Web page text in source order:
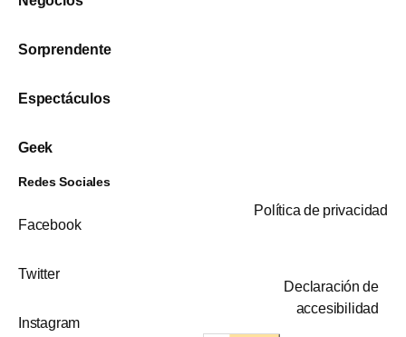
Sorprendente
Espectáculos
Geek
Redes Sociales
Facebook
Twitter
Instagram
Política de privacidad
Declaración de
accesibilidad